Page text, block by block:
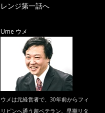
レンジ第一話へ
Ume ウメ
ウメは元経営者で、30年前からフィ
リピンへ通う超ベテラン。早期リタ